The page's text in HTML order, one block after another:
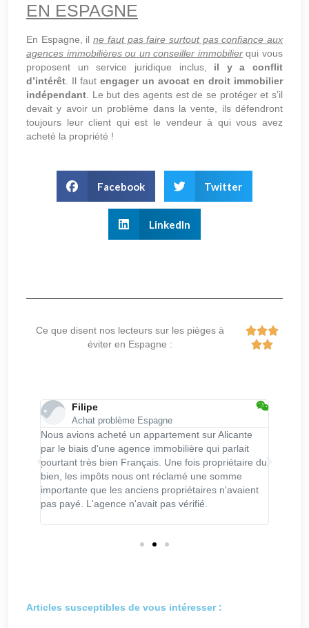
EN ESPAGNE
En Espagne, ilne faut pas faire surtout pas confiance aux
agences immobilières ou un conseiller immobilierqui vous
proposent un service juridique inclus, il y a conflit
d’intérêt . Il faut engager un avocat en droit immobilier
indépendant . Le but des agents est de se protéger et s’il
devait y avoir un problème dans la vente, ils défendront
toujours leur client qui est le vendeur à qui vous avez
acheté la propriété !
Facebook Twitter
LinkedIn
Ce que disent nos lecteurs sur les pièges à
éviter en Espagne :


Filipe
Achat problème Espagne
Nous avions acheté un appartement sur Alicante
par le biais d'une agence immobilière qui parlait
pourtant très bien Français. Une fois propriétaire du
bien, les impôts nous ont réclamé une somme
importante que les anciens propriétaires n'avaient
pas payé. L'agence n'avait pas vérifié.
Articles susceptibles de vous intéresser :